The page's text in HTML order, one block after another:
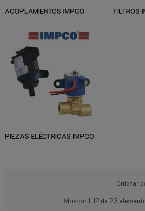
ACOPLAMIENTOS IMPCO FILTROS
PIEZAS ELÉCTRICAS IMPCO
Ordenar
Mostrar 1-12 de 23